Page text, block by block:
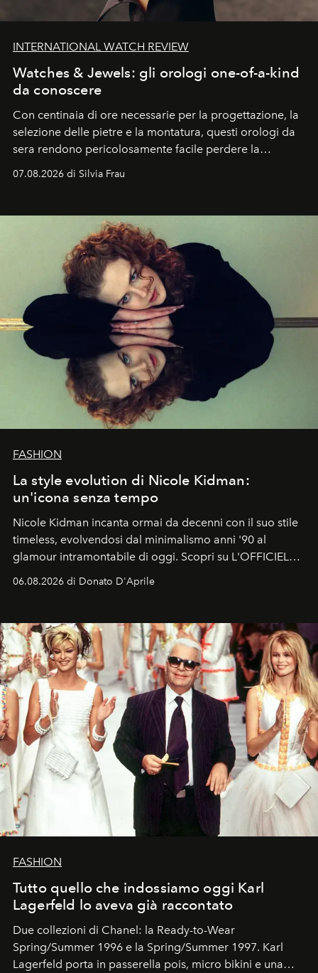
INTERNATIONAL WATCH REVIEW
Watches & Jewels: gli orologi one-of-a-kind
da conoscere
Con centinaia di ore necessarie per la progettazione, la
selezione delle pietre e la montatura, questi orologi da
sera rendono pericolosamente facile perdere la
cognizione del tempo. Ma con quadranti così
07.08.2026 di Silvia Frau
FASHION
La style evolution di Nicole Kidman:
un'icona senza tempo
Nicole Kidman incanta ormai da decenni con il suo stile
timeless, evolvendosi dal minimalismo anni '90 al
glamour intramontabile di oggi. Scopri su L'OFFICIEL
Italia la sua style evolution.
06.08.2026 di Donato D'Aprile
FASHION
Tutto quello che indossiamo oggi Karl
Lagerfeld lo aveva già raccontato
Due collezioni di Chanel: la Ready-to-Wear
Spring/Summer 1996 e la Spring/Summer 1997. Karl
Lagerfeld porta in passerella pois, micro bikini e una